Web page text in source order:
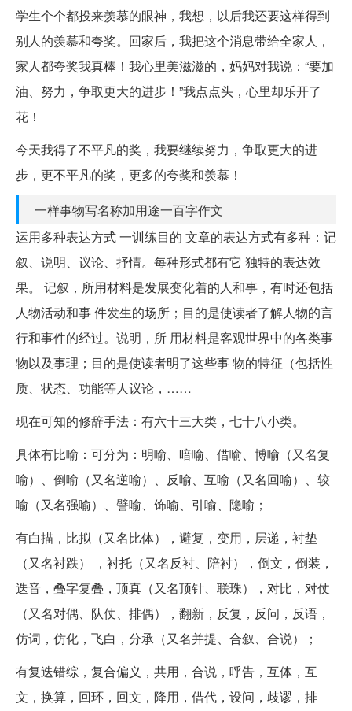
学生个个都投来羡慕的眼神，我想，以后我还要这样得到
别人的羡慕和夸奖。回家后，我把这个消息带给全家人，
家人都夸奖我真棒！我心里美滋滋的，妈妈对我说：“要加
油、努力，争取更大的进步！”我点点头，心里却乐开了
花！
今天我得了不平凡的奖，我要继续努力，争取更大的进
步，更不平凡的奖，更多的夸奖和羡慕！
一样事物写名称加用途一百字作文
运用多种表达方式 一训练目的 文章的表达方式有多种：记
叙、说明、议论、抒情。每种形式都有它 独特的表达效
果。 记叙，所用材料是发展变化着的人和事，有时还包括
人物活动和事 件发生的场所；目的是使读者了解人物的言
行和事件的经过。说明，所 用材料是客观世界中的各类事
物以及事理；目的是使读者明了这些事 物的特征（包括性
质、状态、功能等人议论，……
现在可知的修辞手法：有六十三大类，七十八小类。
具体有比喻：可分为：明喻、暗喻、借喻、博喻（又名复
喻）、倒喻（又名逆喻）、反喻、互喻（又名回喻）、较
喻（又名强喻）、譬喻、饰喻、引喻、隐喻；
有白描，比拟（又名比体），避复，变用，层递，衬垫
（又名衬跌） ，衬托（又名反衬、陪衬），倒文，倒装，
迭音，叠字复叠，顶真（又名顶针、联珠），对比，对仗
（又名对偶、队仗、排偶），翻新，反复，反问，反语，
仿词，仿化，飞白，分承（又名并提、合叙、合说）；
有复迭错综，复合偏义，共用，合说，呼告，互体，互
文，换算，回环，回文，降用，借代，设问，歧谬，排